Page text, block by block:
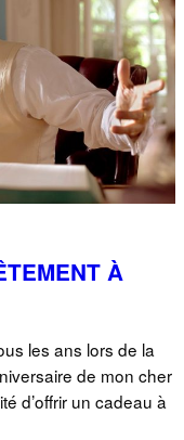
À
les ans lors de la
de mon cher
d’offrir un cadeau à